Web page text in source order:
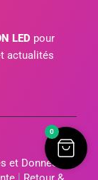
LEDpour
actualités
et Données
0